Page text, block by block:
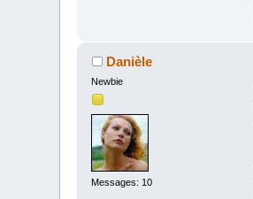
Danièle
Newbie
Messages: 10